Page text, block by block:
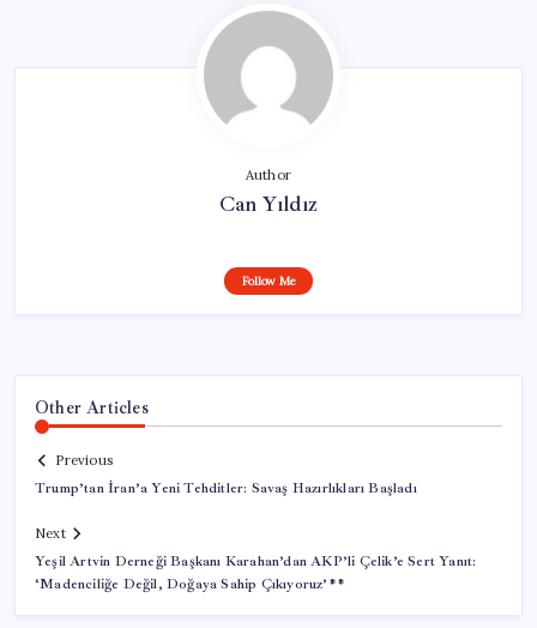
Author
Can Yıldız
Follow Me
Other Articles
Previous
Trump’tan İran’a Yeni Tehditler: Savaş Hazırlıkları Başladı
Next
Yeşil Artvin Derneği Başkanı Karahan’dan AKP’li Çelik’e Sert Yanıt:
‘Madenciliğe Değil, Doğaya Sahip Çıkıyoruz’**